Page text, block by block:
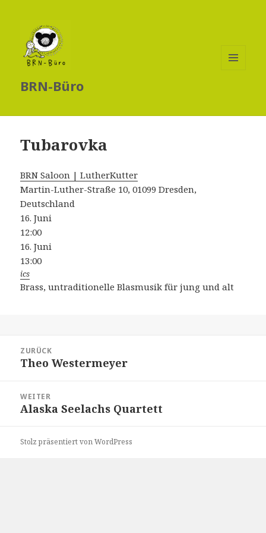
BRN-Büro
Tubarovka
BRN Saloon | LutherKutter
Martin-Luther-Straße 10, 01099 Dresden,
Deutschland
16. Juni
12:00
16. Juni
13:00
ics
Brass, untraditionelle Blasmusik für jung und alt
ZURÜCK
Vorheriger
Theo Westermeyer
WEITER
Nächster
Alaska Seelachs Quartett
Stolz präsentiert von WordPress